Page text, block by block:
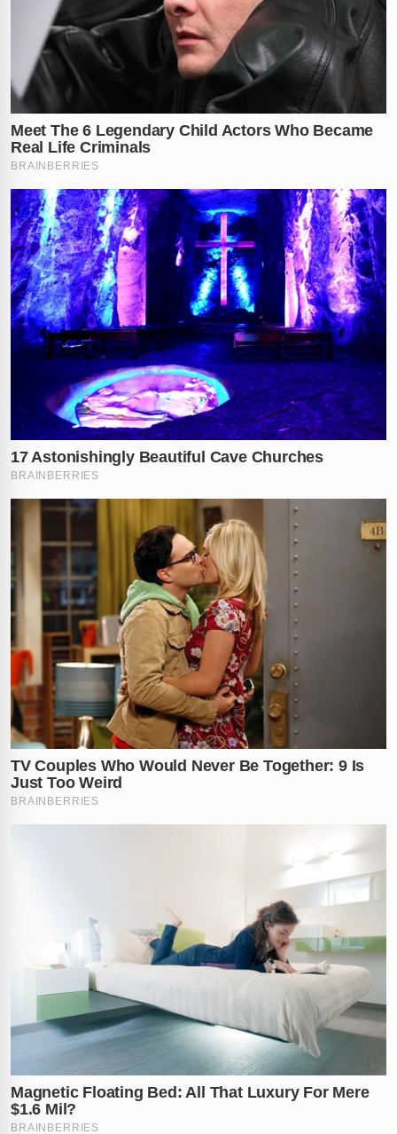
Sua justificativa para o método extremamente perigoso
foi o medo irracional de que o animal pudesse morder
algum pedestre na rua. Ela afirmou às autoridades que
não pensou nas consequências físicas para o cão no
momento do desespero da captura. No entanto, a
delegacia manteve a acusação decrime de maus-
tratosdiante da gravidade dos fatos expostos.
O delegado responsável finalizou a investigação e
enviou todo o processo aoMinistério Públicopara
análise técnica detalhada. Agora, cabe à promotoria
decidir se oferecerá a denúncia formal à Justiça contra
a investigada nos próximos dias. Caso a denúncia seja
aceita, a jovem responderá criminalmente pelo ato
bárbaro cometido contra o animal.
A investigada pode ser punida com rigor com base na
Lei Sansão, que endureceu significativamente as penas
para crimes contra cães e gatos. A legislação brasileira
prevê reclusão de dois a cinco anos para esse tipo de
crime, além de multas pesadas. Também pode ocorrer
a proibição definitiva da guarda de qualquer animal
doméstico pela infratora.
Este caso reforça a importância vital de denunciar
qualquer suspeita ou flagrante de violência contra
animais indefesos. A conscientização da sociedade e a
aplicação rigorosa da lei são as únicas formas de
combater acrueldade animalde forma efetiva no
Brasil. Fique atento aos sinais de abuso e denuncie
casos semelhantes às autoridades locais.